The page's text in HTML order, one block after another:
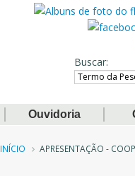
Buscar
Ouvidoria
Trilha
INÍCIO APRESENTAÇÃO -